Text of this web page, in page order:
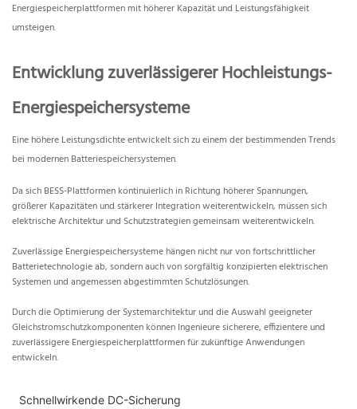
Energiespeicherplattformen mit höherer Kapazität und Leistungsfähigkeit
umsteigen.
Entwicklung zuverlässigerer Hochleistungs-
Energiespeichersysteme
Eine höhere Leistungsdichte entwickelt sich zu einem der bestimmenden Trends
bei modernen Batteriespeichersystemen.
Da sich BESS-Plattformen kontinuierlich in Richtung höherer Spannungen,
größerer Kapazitäten und stärkerer Integration weiterentwickeln, müssen sich
elektrische Architektur und Schutzstrategien gemeinsam weiterentwickeln.
Zuverlässige Energiespeichersysteme hängen nicht nur von fortschrittlicher
Batterietechnologie ab, sondern auch von sorgfältig konzipierten elektrischen
Systemen und angemessen abgestimmten Schutzlösungen.
Durch die Optimierung der Systemarchitektur und die Auswahl geeigneter
Gleichstromschutzkomponenten können Ingenieure sicherere, effizientere und
zuverlässigere Energiespeicherplattformen für zukünftige Anwendungen
entwickeln.
Schnellwirkende DC-Sicherung